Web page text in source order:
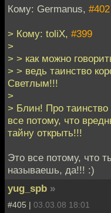
Кому: Germanus, #402
> Кому: toliX, #399
>
> > как можно
> > ведь таинство
Светлым!!!
>
> Блин! Про
все потому, что
тайну открыть!!!
Это все потому, что
называешь, да!!! :)
yug_spb »
#405 | 03.03.08 18:01